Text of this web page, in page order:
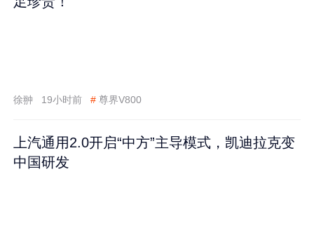
徐翀 19小时前 # 尊界V800
上汽通用2.0开启“中方”主导模式，凯迪拉克变
中国研发